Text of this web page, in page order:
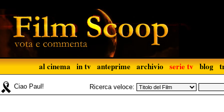
al cinema in tv anteprime archivio serie tv blog
Ciao Paul! Ricerca veloce: